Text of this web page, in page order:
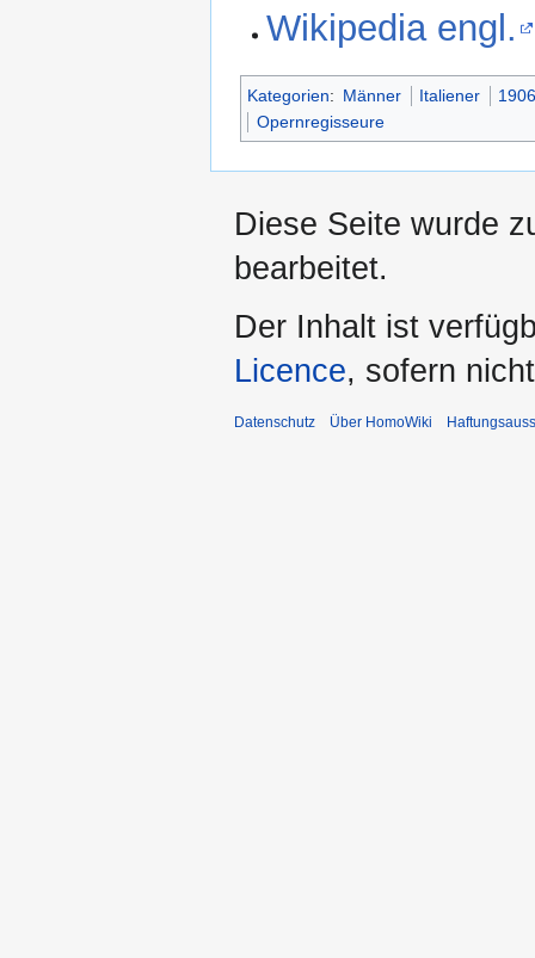
Wikipedia engl.
Kategorien: Männer Italiener
Opernregisseure
Diese Seite wurde
bearbeitet.
Der Inhalt ist
Licence, sofern
Datenschutz Über HomoWiki